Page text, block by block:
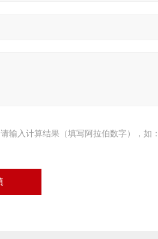
请输入计算结果（填写阿拉伯数字），如